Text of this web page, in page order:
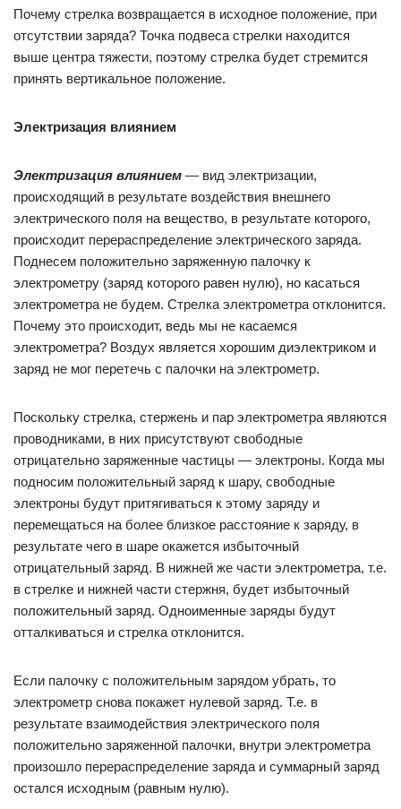
Почему стрелка возвращается в исходное положение, при
отсутствии заряда? Точка подвеса стрелки находится
выше центра тяжести, поэтому стрелка будет стремится
принять вертикальное положение.
Электризация влиянием
Электризация влиянием — вид электризации,
происходящий в результате воздействия внешнего
электрического поля на вещество, в результате которого,
происходит перераспределение электрического заряда.
Поднесем положительно заряженную палочку к
электрометру (заряд которого равен нулю), но касаться
электрометра не будем. Стрелка электрометра отклонится.
Почему это происходит, ведь мы не касаемся
электрометра? Воздух является хорошим диэлектриком и
заряд не мог перетечь с палочки на электрометр.
Поскольку стрелка, стержень и пар электрометра являются
проводниками, в них присутствуют свободные
отрицательно заряженные частицы — электроны. Когда мы
подносим положительный заряд к шару, свободные
электроны будут притягиваться к этому заряду и
перемещаться на более близкое расстояние к заряду, в
результате чего в шаре окажется избыточный
отрицательный заряд. В нижней же части электрометра, т.е.
в стрелке и нижней части стержня, будет избыточный
положительный заряд. Одноименные заряды будут
отталкиваться и стрелка отклонится.
Если палочку с положительным зарядом убрать, то
электрометр снова покажет нулевой заряд. Т.е. в
результате взаимодействия электрического поля
положительно заряженной палочки, внутри электрометра
произошло перераспределение заряда и суммарный заряд
остался исходным (равным нулю).